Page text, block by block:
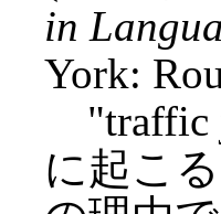
in
York:
"traffic
に起こ